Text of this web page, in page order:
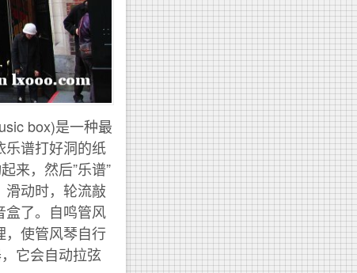
box)是一种最
乐谱打好洞的纸
来，然后”乐谱”
滑动时，轮流敲
盒了。自鸣管风
，使管风琴自行
它会自动拉弦